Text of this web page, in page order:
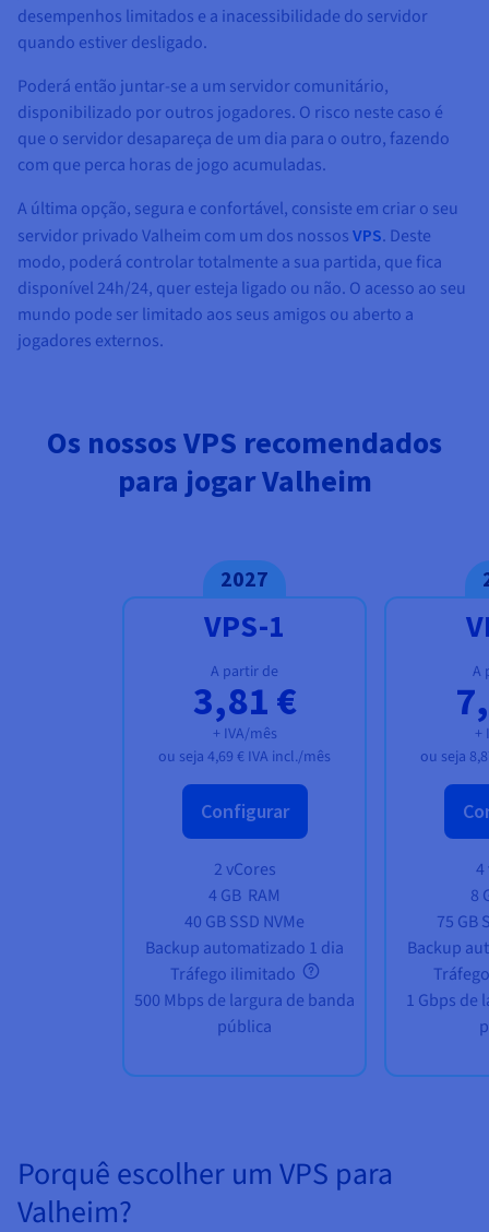
desempenhos limitados e a inacessibilidade do servidor
quando estiver desligado.
Poderá então juntar-se a um servidor comunitário,
disponibilizado por outros jogadores. O risco neste caso é
que o servidor desapareça de um dia para o outro, fazendo
com que perca horas de jogo acumuladas.
A última opção, segura e confortável, consiste em criar o seu
servidor privado Valheim com um dos nossos VPS. Deste
modo, poderá controlar totalmente a sua partida, que fica
disponível 24h/24, quer esteja ligado ou não. O acesso ao seu
mundo pode ser limitado aos seus amigos ou aberto a
jogadores externos.
Os nossos VPS recomendados
para jogar Valheim
2027
VPS-1
A partir de
3,81 €
+ IVA/mês
ou seja 4,69 € IVA incl./mês
Configurar
2 vCores
4 GB RAM
40 GB SSD NVMe
Backup automatizado 1 dia
Tráfego ilimitado
500 Mbps de largura de banda
pública
A
+
ou seja
4
8
75 GB
Backup
1 Gbps de
Porquê escolher um VPS para
Valheim?